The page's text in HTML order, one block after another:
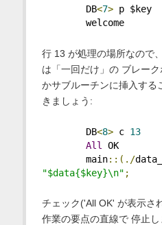
DB<7> p $key
welcome
行 13 が処理の場所なので
は「一回だけ」の ブレー
かサブルーチンに挿入する
きましょう:
DB<8> c 13
All
OK
main::(./
"$data{$key}\n" ;
チェック('All OK' が表示さ
作業の要点の直線で 停止